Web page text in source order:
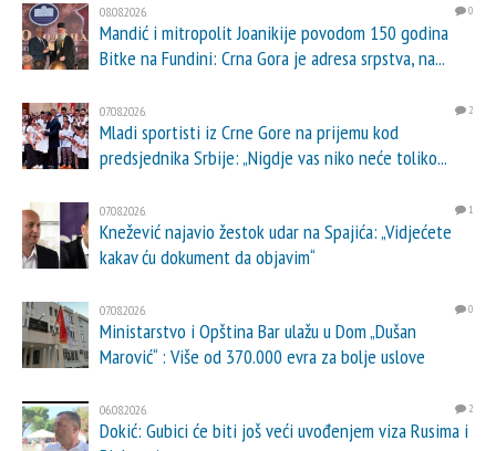
08.08.2026. 0
Mandić i mitropolit Joanikije povodom 150 godina
Bitke na Fundini: Crna Gora je adresa srpstva, na...
07.08.2026. 2
Mladi sportisti iz Crne Gore na prijemu kod
predsjednika Srbije: „Nigdje vas niko neće toliko...
07.08.2026. 1
Knežević najavio žestok udar na Spajića: „Vidjećete
kakav ću dokument da objavim“
07.08.2026. 0
Ministarstvo i Opština Bar ulažu u Dom „Dušan
Marović“ : Više od 370.000 evra za bolje uslove
06.08.2026. 2
Dokić: Gubici će biti još veći uvođenjem viza Rusima i